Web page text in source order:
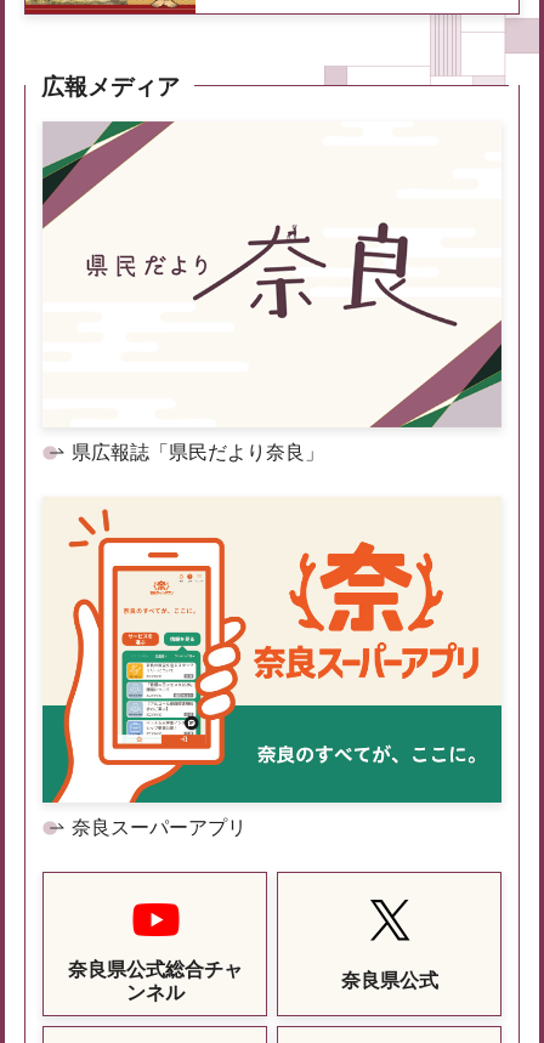
広報メディア
県広報誌「県民だより奈良」
奈良スーパーアプリ
奈良県公式総合チャ
ンネル
奈良県公式